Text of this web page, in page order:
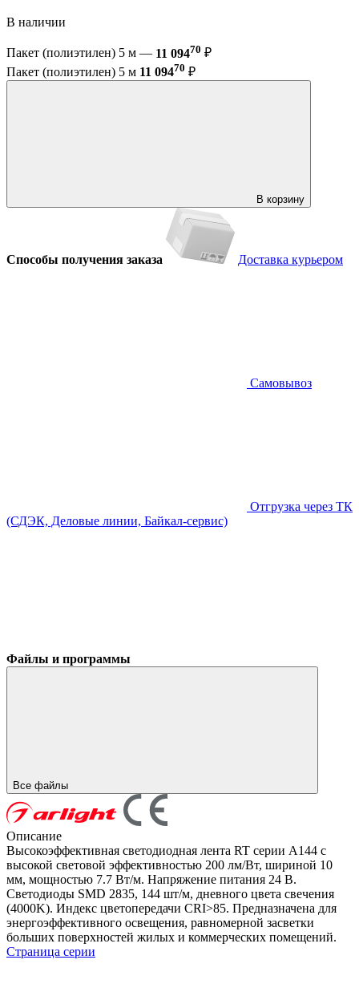
В наличии
Пакет (полиэтилен) 5 м — 11 09470 ₽
Пакет (полиэтилен) 5 м 11 09470 ₽
В корзину
Способы получения заказа Доставка курьером
Самовывоз
Отгрузка через ТК
(СДЭК, Деловые линии, Байкал-сервис)
Файлы и программы
Все файлы
Описание
Высокоэффективная светодиодная лента RT серии A144 с
высокой световой эффективностью 200 лм/Вт, шириной 10
мм, мощностью 7.7 Вт/м. Напряжение питания 24 В.
Светодиоды SMD 2835, 144 шт/м, дневного цвета свечения
(4000K). Индекс цветопередачи CRI>85. Предназначена для
энергоэффективного освещения, равномерной засветки
больших поверхностей жилых и коммерческих помещений.
Страница серии